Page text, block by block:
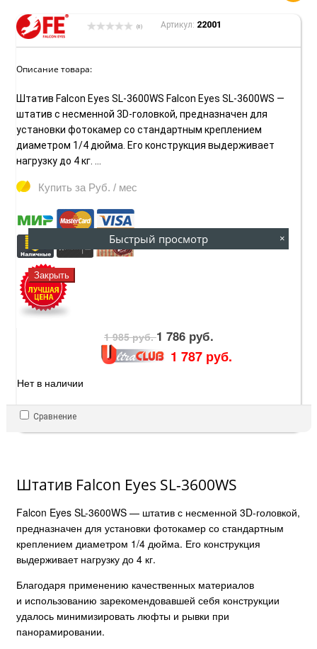
(0) Артикул: 22001
Описание товара:
Штатив Falcon Eyes SL-3600WS Falcon Eyes SL-3600WS —
штатив с несменной 3D-головкой, предназначен для
установки фотокамер со стандартным креплением
диаметром 1/4 дюйма. Его конструкция выдерживает
нагрузку до 4 кг. ...
Купить за Руб. / мес
1 985 руб.1 786 руб.
1 787 руб.
Нет в наличии
Сравнение
Штатив Falcon Eyes SL-3600WS
Falcon Eyes SL-3600WS — штатив с несменной 3D-головкой,
предназначен для установки фотокамер со стандартным
креплением диаметром 1/4 дюйма. Его конструкция
выдерживает нагрузку до 4 кг.
Благодаря применению качественных материалов
и использованию зарекомендовавшей себя конструкции
удалось минимизировать люфты и рывки при
панорамировании.
Быстрый просмотр ×
Закрыть